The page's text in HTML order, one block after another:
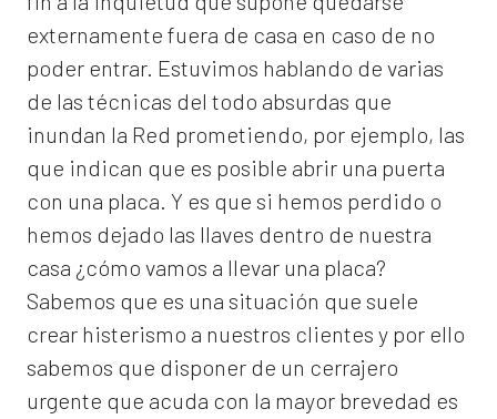
externamente fuera de casa en caso de no
poder entrar. Estuvimos hablando de varias
de las técnicas del todo absurdas que
inundan la Red prometiendo, por ejemplo, las
que indican que es posible abrir una puerta
con una placa. Y es que si hemos perdido o
hemos dejado las llaves dentro de nuestra
casa ¿cómo vamos a llevar una placa?
Sabemos que es una situación que suele
crear histerismo a nuestros clientes y por ello
sabemos que disponer de un cerrajero
urgente que acuda con la mayor brevedad es